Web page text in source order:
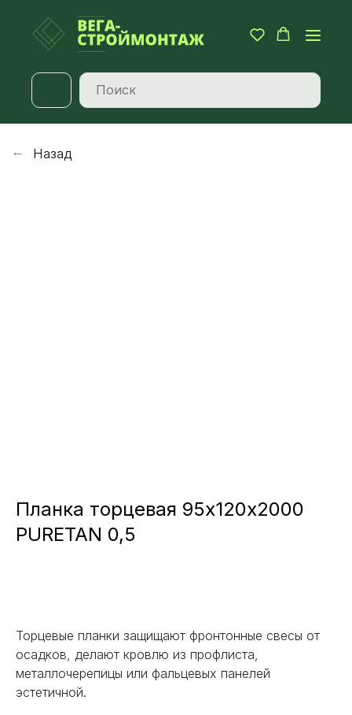
Назад
Планка торцевая 95х120х2000
PURETAN 0,5
Торцевые планки защищают фронтонные свесы от
осадков, делают кровлю из профлиста,
металлочерепицы или фальцевых панелей
эстетичной.